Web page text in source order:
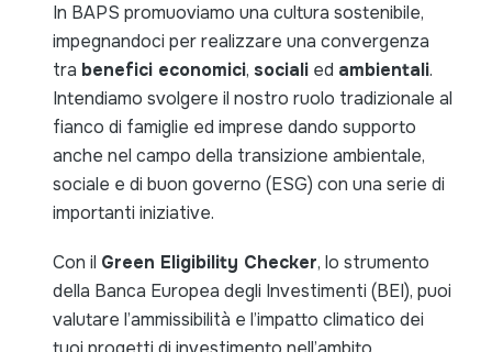
In BAPS promuoviamo una cultura sostenibile,
impegnandoci per realizzare una convergenza
tra benefici economici, sociali ed ambientali.
Intendiamo svolgere il nostro ruolo tradizionale al
fianco di famiglie ed imprese dando supporto
anche nel campo della transizione ambientale,
sociale e di buon governo (ESG) con una serie di
importanti iniziative.
Con il Green Eligibility Checker, lo strumento
della Banca Europea degli Investimenti (BEI), puoi
valutare l’ammissibilità e l’impatto climatico dei